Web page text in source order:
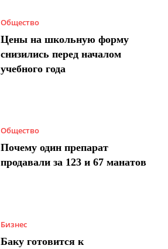
Общество
Цены на школьную форму
снизились перед началом
учебного года
Общество
Почему один препарат
продавали за 123 и 67 манатов
Бизнес
Баку готовится к